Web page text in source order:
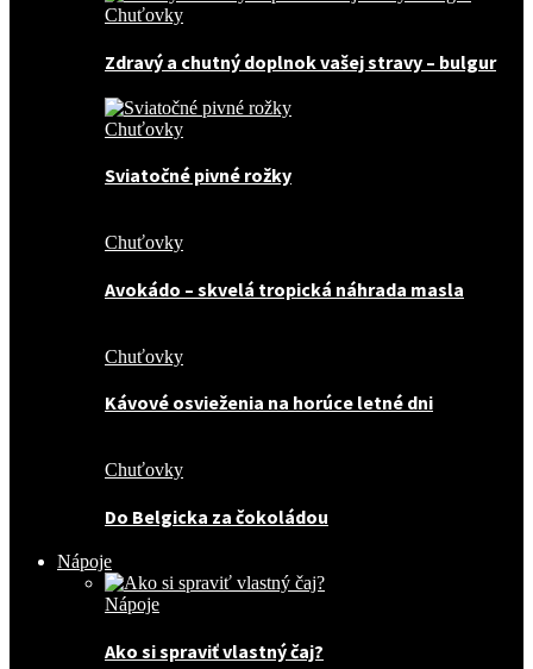
Chuťovky
Zdravý a chutný doplnok vašej stravy – bulgur
Chuťovky
Sviatočné pivné rožky
Chuťovky
Avokádo – skvelá tropická náhrada masla
Chuťovky
Kávové osvieženia na horúce letné dni
Chuťovky
Do Belgicka za čokoládou
Nápoje
Nápoje
Ako si spraviť vlastný čaj?